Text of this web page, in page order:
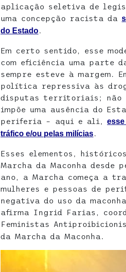
aplicação seletiva de
uma concepção racista da
do Estado.
Em certo sentido, esse
com eficiência uma parte
sempre esteve à margem.
política repressiva às
disputas territoriais; não
impõe uma ausência do
periferia – aqui e ali,
tráfico e/ou pelas milícias.
Esses elementos,
Marcha da Maconha desde
ano, a Marcha começa a
mulheres e pessoas de
negativa do uso da
afirma Ingrid Farias,
Feministas
da Marcha da Maconha.